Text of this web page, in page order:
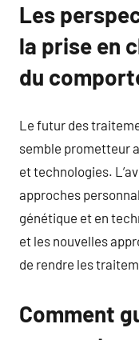
Les
la prise en
du
Le futur des
semble prometteur
et technologies.
approches
génétique et en
et les nouvelles
de rendre les
Comment